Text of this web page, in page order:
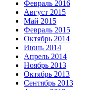
Февраль 2016
Август 2015
Май 2015
Февраль 2015
Октябрь 2014
Июнь 2014
Апрель 2014
Ноябрь 2013
Октябрь 2013
Сентябрь 2013